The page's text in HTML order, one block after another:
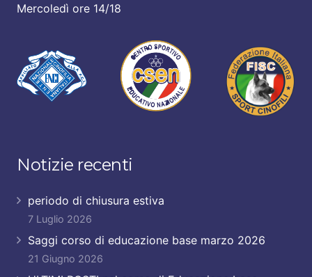
Mercoledì ore 14/18
Notizie recenti
periodo di chiusura estiva
7 Luglio 2026
Saggi corso di educazione base marzo 2026
21 Giugno 2026